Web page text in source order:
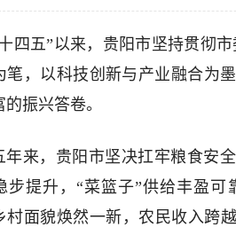
四五”以来，贵阳市坚持贯彻
笔，以科技创新与产业融合为
振兴答卷。
年来，贵阳市坚决扛牢粮食安
步提升，“菜篮子”供给丰盈
村面貌焕然一新，农民收入跨